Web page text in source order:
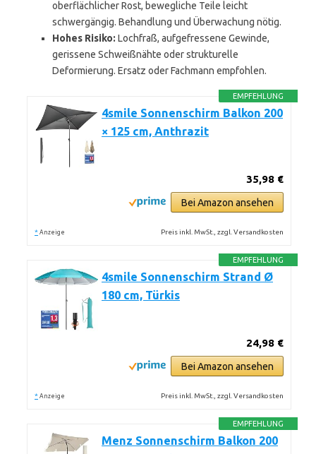
oberflächlicher Rost, bewegliche Teile leicht
schwergängig. Behandlung und Überwachung nötig.
Hohes Risiko: Lochfraß, aufgefressene Gewinde,
gerissene Schweißnähte oder strukturelle
Deformierung. Ersatz oder Fachmann empfohlen.
EMPFEHLUNG
4smile Sonnenschirm Balkon 200
× 125 cm, Anthrazit
35,98 €
Bei Amazon ansehen
* Anzeige Preis inkl. MwSt., zzgl. Versandkosten
EMPFEHLUNG
4smile Sonnenschirm Strand Ø
180 cm, Türkis
24,98 €
Bei Amazon ansehen
* Anzeige Preis inkl. MwSt., zzgl. Versandkosten
EMPFEHLUNG
Menz Sonnenschirm Balkon 200